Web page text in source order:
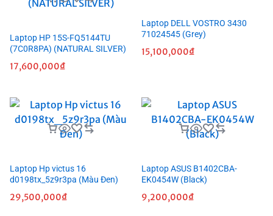
Laptop HP 15S-FQ5144TU
(7C0R8PA) (NATURAL SILVER)
17,600,000₫
Laptop DELL VOSTRO 3430
71024545 (Grey)
15,100,000₫
Laptop Hp victus 16
d0198tx_5z9r3pa (Màu Đen)
29,500,000₫
Laptop ASUS B1402CBA-
EK0454W (Black)
9,200,000₫